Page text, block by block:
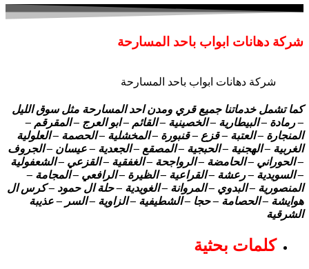
شركة دهانات ابواب باحد المسارحة
شركة دهانات ابواب باحد المسارحة
كما تشمل خدماتنا جميع قري ومدن احد المسارحة مثل سوق الليل
– رمادة – البيطارية – الخصينية – القائم – ابو العرج – المقرقم –
المنجارة – العتبة – قزع – قنبورة – المخشلية – الحصمة – العلولية
الغربية – الهجنية – الحبجية – المصقع – الجعدية – عيسان – الجروف
– الحوراني – الحامضة – الرواجحة – الغفقية – القزعي – الشعفولية
– السويدية – رعشة – القراعية – الظيرة – الرافعي – المجامة –
المنصورية – البدوي – المروانة – الغويدية – حلة ال حمود – كرس ال
هوايشة – الحصامة – حجا – الشطيفية – الزاوية – السر – عذيبة
الشرقية
كلمات بحثية